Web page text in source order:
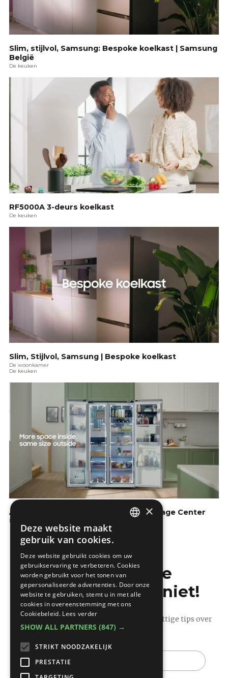
Slim, stijlvol, Samsung: Bespoke koelkast | Samsung
België
De keuken
RF5000A 3-deurs koelkast
De keuken
Slim, Stijlvol, Samsung | Bespoke koelkast
De woonkamer
De keuken
Amerikaanse koelkast RS8000 | Beverage Center
De keuken
Mis de laatste
bouwnieuwtjes niet!
Ontvang onze wekelijkse updates vol nuttige tips over
bouwen en verbouwen.
E-
mail
×
Deze website maakt
gebruik van cookies.
Deze website gebruikt cookies om uw
gebruikservaring te verbeteren. Cookies
worden gebruikt voor het tonen van
gepersonaliseerde advertenties. Door onze
website te gebruiken, stemt u in met alle
cookies in overeenstemming met ons
Cookiebeleid. Lees verder
SHOW ALL PARTNERS (847) →
STRIKT NOODZAKELIJK
PRESTATIE